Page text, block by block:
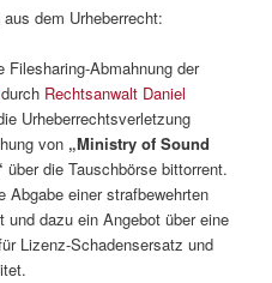
dem Urheberrecht:
Filesharing-Abmahnung der
durch Rechtsanwalt Daniel
Urheberrechtsverletzung
von „Ministry of Sound
über die Tauschbörse bittorrent.
Abgabe einer strafbewehrten
und dazu ein Angebot über eine
Lizenz-Schadensersatz und